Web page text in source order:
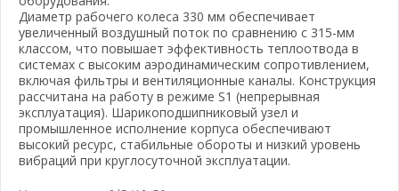
Диаметр рабочего колеса 330 мм обеспечивает
увеличенный воздушный поток по сравнению с 315-мм
классом, что повышает эффективность теплоотвода в
системах с высоким аэродинамическим сопротивлением,
включая фильтры и вентиляционные каналы. Конструкция
рассчитана на работу в режиме S1 (непрерывная
эксплуатация). Шарикоподшипниковый узел и
промышленное исполнение корпуса обеспечивают
высокий ресурс, стабильные обороты и низкий уровень
вибраций при круглосуточной эксплуатации.
почту